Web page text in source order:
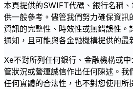
本頁提供的SWIFT代碼、銀行名稱
供一般參考。儘管我們努力確保資
資訊的完整性、時效性或無錯誤性。
通知，且可能與各金融機構提供的最
Xe不對所列任何銀行、金融機構或
管狀況或營運誠信作出任何陳述。我
任何實體的合法性，也不對您使用所